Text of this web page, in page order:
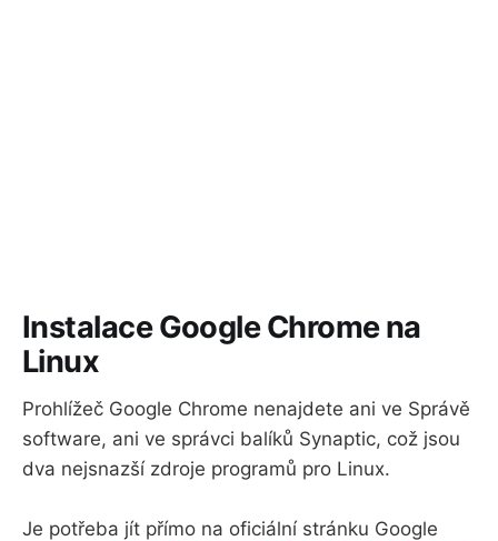
Instalace Google Chrome na
Linux
Prohlížeč Google Chrome nenajdete ani ve Správě
software, ani ve správci balíků Synaptic, což jsou
dva nejsnazší zdroje programů pro Linux.
Je potřeba jít přímo na oficiální stránku Google